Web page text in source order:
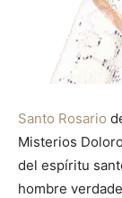
Santo Rosario
Misterios
del espíritu
hombre